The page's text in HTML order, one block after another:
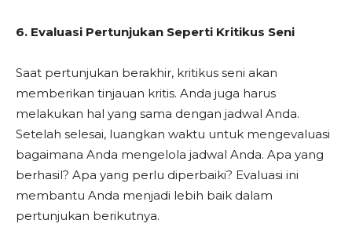
6. Evaluasi Pertunjukan Seperti Kritikus Seni
Saat pertunjukan berakhir, kritikus seni akan
memberikan tinjauan kritis. Anda juga harus
melakukan hal yang sama dengan jadwal Anda.
Setelah selesai, luangkan waktu untuk mengevaluasi
bagaimana Anda mengelola jadwal Anda. Apa yang
berhasil? Apa yang perlu diperbaiki? Evaluasi ini
membantu Anda menjadi lebih baik dalam
pertunjukan berikutnya.